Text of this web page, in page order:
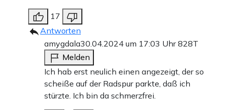
17
Antworten
amygdala30.04.2024 um 17:03 Uhr828T
Melden
Ich hab erst neulich einen angezeigt, der so
scheiße auf der Radspur parkte, daß ich
stürzte. Ich bin da schmerzfrei.